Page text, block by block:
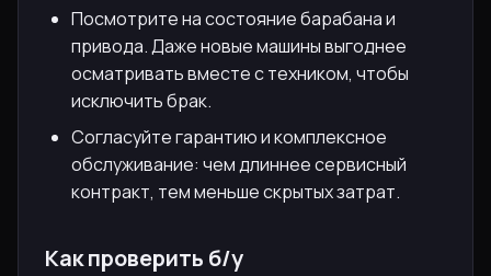
Посмотрите на состояние барабана и
привода. Даже новые машины выгоднее
осматривать вместе с техником, чтобы
исключить брак.
Согласуйте гарантию и комплексное
обслуживание: чем длиннее сервисный
контракт, тем меньше скрытых затрат.
Как проверить б/у